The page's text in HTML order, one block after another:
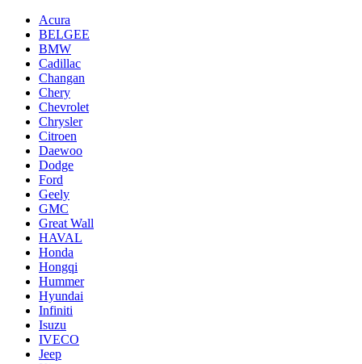
Acura
BELGEE
BMW
Cadillac
Changan
Chery
Chevrolet
Chrysler
Citroen
Daewoo
Dodge
Ford
Geely
GMC
Great Wall
HAVAL
Honda
Hongqi
Hummer
Hyundai
Infiniti
Isuzu
IVECO
Jeep